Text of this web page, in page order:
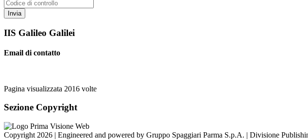
IIS Galileo Galilei
Email di contatto
Pagina visualizzata 2016 volte
Sezione Copyright
Copyright 2026 | Engineered and powered by Gruppo Spaggiari Parma S.p.A. | Divisione